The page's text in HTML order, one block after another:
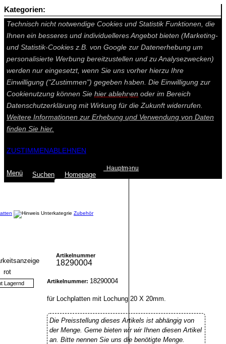
Auf dieser Seite werden technisch notwendige Cookies gesetzt.
Technisch nicht notwendige Cookies und Statistik Funktionen, die
Ihnen ein besseres und individuelleres Angebot bieten (Marketing-
und Statistik-Cookies z.B. von Google zur Datenerhebung um
personalisierte Werbung bereitzustellen und zu Analysezwecken)
werden nur eingesetzt, wenn Sie uns vorher hierzu Ihre
Einwilligung ("Zustimmen") gegeben haben. Die Einwilligung zur
Cookienutzung können Sie hier ablehnen oder im Bereich
Datenschutzerklärung mit Wirkung für die Zukunft widerrufen.
Weitere Informationen zur Erhebung und Verwendung von Daten
finden Sie hier.
ZUSTIMMENABLEHNEN
Menü Suchen Homepage
Hauptmenu
Zubehör
Lagernd
Artikelnummer
18290004
Artikelnummer: 18290004
für Lochplatten mit Lochung 20 X 20mm.
Die Preisstellung dieses Artikels ist abhängig von
der Menge. Gerne bieten wir wir Ihnen diesen Artikel
an. Bitte nennen Sie uns die benötigte Menge.
Kategorien: